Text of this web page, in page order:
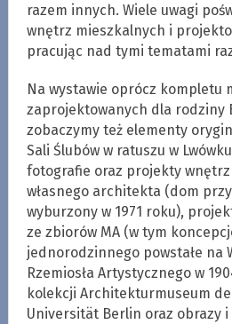
razem innych. Wiele uwagi
wnętrz mieszkalnych i
pracując nad tymi tematami
Na wystawie oprócz kompletu
zaprojektowanych dla rodziny
zobaczymy też elementy
Sali Ślubów w ratuszu w
fotografie oraz projekty wnętrz
własnego architekta (dom przy
wyburzony w 1971 roku),
ze zbiorów MA (w tym
jednorodzinnego powstałe na
Rzemiosła Artystycznego w
kolekcji Architekturmuseum
Universität Berlin oraz obrazy